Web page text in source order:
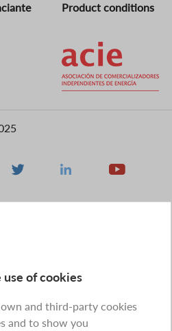
Product conditions
X Linkedin Youtube
use of cookies
own and third-party cookies
and to show you